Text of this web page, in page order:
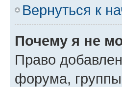
Вернуться к
Почему я не
Право
форума,